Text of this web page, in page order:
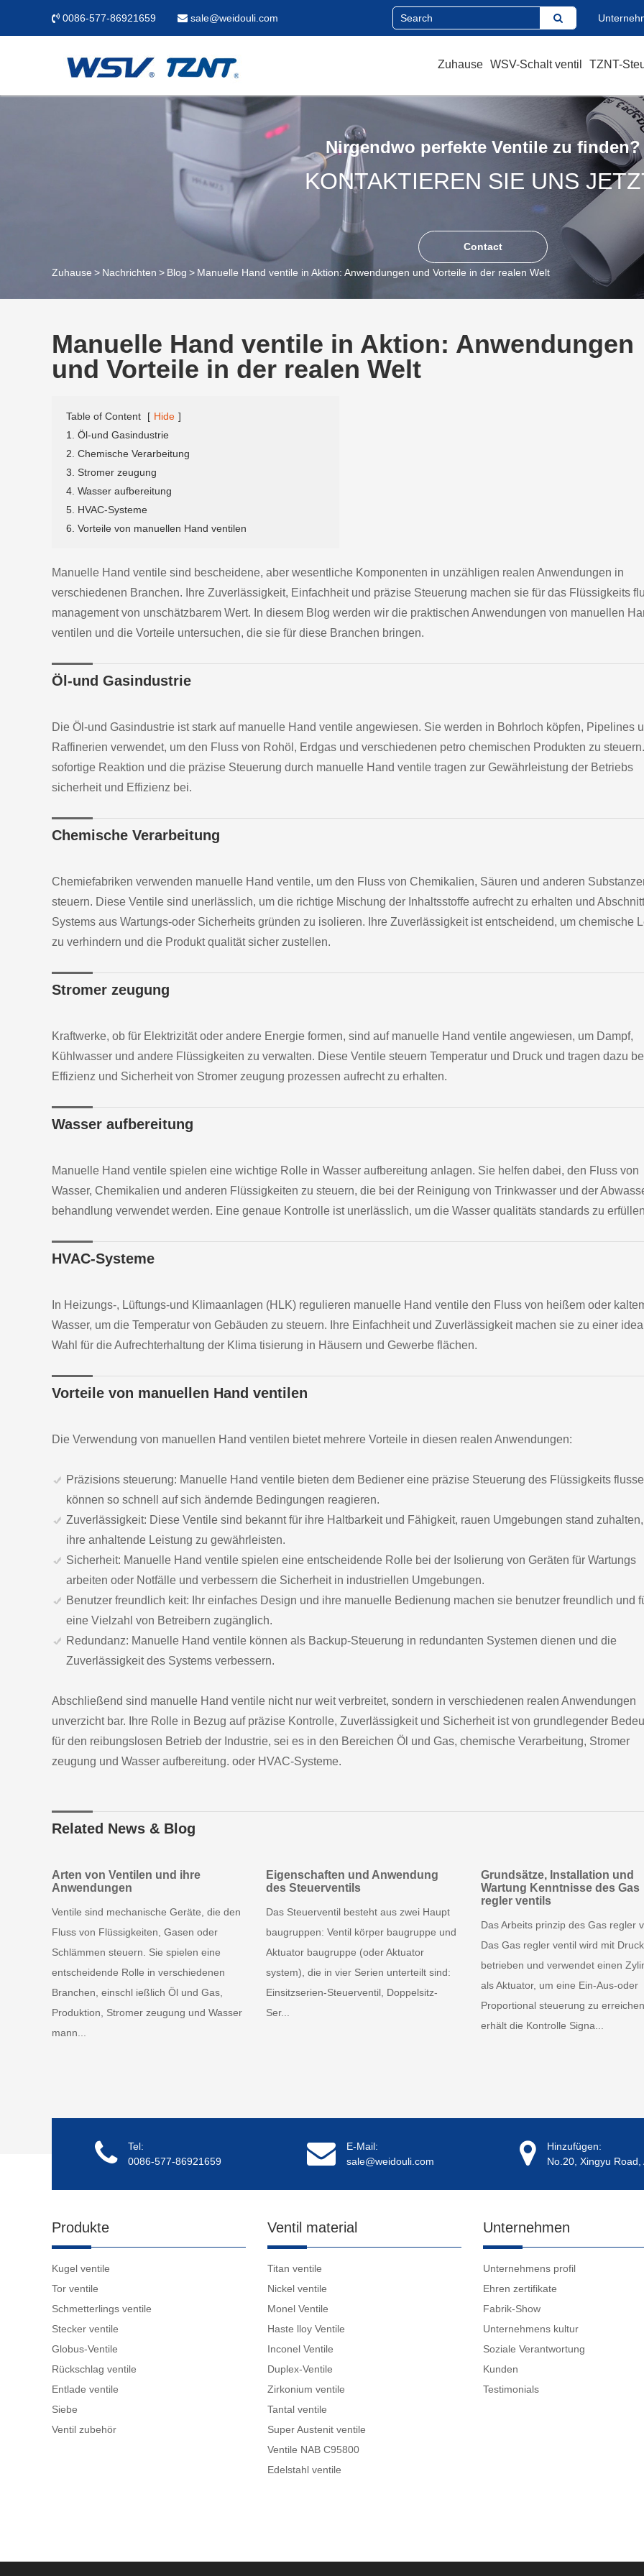
0086-577-86921659 sale@weidouli.com
Zuhause WSV-Schalt ventil TZNT-
Nirgendwo perfekte Ventile zu finden?
KONTAKTIEREN SIE UNS
Contact
Zuhause Nachrichten Blog Manuelle Hand ventile in Aktion: Anwendungen und Vorteile in der realen Welt
Manuelle Hand ventile in Aktion: Anwendungen
und Vorteile in der realen Welt
Table of Content [ Hide ]
1. Öl-und Gasindustrie
2. Chemische Verarbeitung
3. Stromer zeugung
4. Wasser aufbereitung
5. HVAC-Systeme
6. Vorteile von manuellen Hand ventilen
Manuelle Hand ventile sind bescheidene, aber wesentliche Komponenten in unzähligen realen Anwendungen in
verschiedenen Branchen. Ihre Zuverlässigkeit, Einfachheit und präzise Steuerung machen sie für das Flüssigkeits
management von unschätzbarem Wert. In diesem Blog werden wir die praktischen Anwendungen von manuellen
ventilen und die Vorteile untersuchen, die sie für diese Branchen bringen.
Öl-und Gasindustrie
Die Öl-und Gasindustrie ist stark auf manuelle Hand ventile angewiesen. Sie werden in Bohrloch köpfen, Pipelines
Raffinerien verwendet, um den Fluss von Rohöl, Erdgas und verschiedenen petro chemischen Produkten zu
sofortige Reaktion und die präzise Steuerung durch manuelle Hand ventile tragen zur Gewährleistung der Betriebs
sicherheit und Effizienz bei.
Chemische Verarbeitung
Chemiefabriken verwenden manuelle Hand ventile, um den Fluss von Chemikalien, Säuren und anderen
steuern. Diese Ventile sind unerlässlich, um die richtige Mischung der Inhaltsstoffe aufrecht zu erhalten und
Systems aus Wartungs-oder Sicherheits gründen zu isolieren. Ihre Zuverlässigkeit ist entscheidend, um chemische
zu verhindern und die Produkt qualität sicher zustellen.
Stromer zeugung
Kraftwerke, ob für Elektrizität oder andere Energie formen, sind auf manuelle Hand ventile angewiesen, um Dampf,
Kühlwasser und andere Flüssigkeiten zu verwalten. Diese Ventile steuern Temperatur und Druck und tragen dazu
Effizienz und Sicherheit von Stromer zeugung prozessen aufrecht zu erhalten.
Wasser aufbereitung
Manuelle Hand ventile spielen eine wichtige Rolle in Wasser aufbereitung anlagen. Sie helfen dabei, den Fluss von
Wasser, Chemikalien und anderen Flüssigkeiten zu steuern, die bei der Reinigung von Trinkwasser und der
behandlung verwendet werden. Eine genaue Kontrolle ist unerlässlich, um die Wasser qualitäts standards zu
HVAC-Systeme
In Heizungs-, Lüftungs-und Klimaanlagen (HLK) regulieren manuelle Hand ventile den Fluss von heißem oder
Wasser, um die Temperatur von Gebäuden zu steuern. Ihre Einfachheit und Zuverlässigkeit machen sie zu einer
Wahl für die Aufrechterhaltung der Klima tisierung in Häusern und Gewerbe flächen.
Vorteile von manuellen Hand ventilen
Die Verwendung von manuellen Hand ventilen bietet mehrere Vorteile in diesen realen Anwendungen:
Präzisions steuerung: Manuelle Hand ventile bieten dem Bediener eine präzise Steuerung des Flüssigkeits
können so schnell auf sich ändernde Bedingungen reagieren.
Zuverlässigkeit: Diese Ventile sind bekannt für ihre Haltbarkeit und Fähigkeit, rauen Umgebungen stand
ihre anhaltende Leistung zu gewährleisten.
Sicherheit: Manuelle Hand ventile spielen eine entscheidende Rolle bei der Isolierung von Geräten für Wartungs
arbeiten oder Notfälle und verbessern die Sicherheit in industriellen Umgebungen.
Benutzer freundlich keit: Ihr einfaches Design und ihre manuelle Bedienung machen sie benutzer freundlich und
eine Vielzahl von Betreibern zugänglich.
Redundanz: Manuelle Hand ventile können als Backup-Steuerung in redundanten Systemen dienen und die
Zuverlässigkeit des Systems verbessern.
Abschließend sind manuelle Hand ventile nicht nur weit verbreitet, sondern in verschiedenen realen Anwendungen
unverzicht bar. Ihre Rolle in Bezug auf präzise Kontrolle, Zuverlässigkeit und Sicherheit ist von grundlegender
für den reibungslosen Betrieb der Industrie, sei es in den Bereichen Öl und Gas, chemische Verarbeitung, Stromer
zeugung und Wasser aufbereitung. oder HVAC-Systeme.
Related News & Blog
Arten von Ventilen und ihre
Anwendungen
Ventile sind mechanische Geräte, die den
Fluss von Flüssigkeiten, Gasen oder
Schlämmen steuern. Sie spielen eine
entscheidende Rolle in verschiedenen
Branchen, einschl ießlich Öl und Gas,
Produktion, Stromer zeugung und Wasser
mann...
Eigenschaften und Anwendung
des Steuerventils
Das Steuerventil besteht aus zwei Haupt
baugruppen: Ventil körper baugruppe und
Aktuator baugruppe (oder Aktuator
system), die in vier Serien unterteilt sind:
Einsitzserien-Steuerventil, Doppelsitz-
Ser...
Grundsätze, Installation und
Wartung Kenntnisse des Gas
regler ventils
Das Arbeits prinzip des Gas regler
Das Gas regler ventil wird mit
betrieben und verwendet einen
als Aktuator, um eine Ein-Aus-oder
Proportional steuerung zu
erhält die Kontrolle Signa...
Tel:
0086-577-86921659
E-Mail:
sale@weidouli.com
Hinzufügen:
No.20, Xingyu Road,
Produkte
Kugel ventile
Tor ventile
Schmetterlings ventile
Stecker ventile
Globus-Ventile
Rückschlag ventile
Entlade ventile
Siebe
Ventil zubehör
Ventil material
Titan ventile
Nickel ventile
Monel Ventile
Haste lloy Ventile
Inconel Ventile
Duplex-Ventile
Zirkonium ventile
Tantal ventile
Super Austenit ventile
Ventile NAB C95800
Edelstahl ventile
Unternehmen
Unternehmens profil
Ehren zertifikate
Fabrik-Show
Unternehmens kultur
Soziale Verantwortung
Kunden
Testimonials